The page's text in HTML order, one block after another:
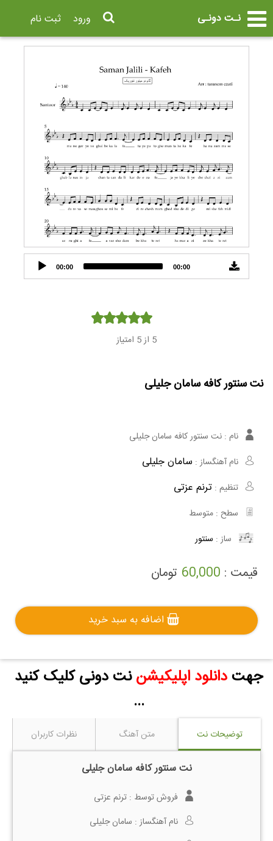
نـت دونـی ثبت نام ورود
Audio
Player
00:00 00:00
5 از 5 امتیاز
نت سنتور کافه سامان جلیلی
نام : نت سنتور کافه سامان جلیلی
نام آهنگساز : سامان جلیلی
تنظیم : ترنم عزتی
سطح : متوسط
ساز : سنتور
قیمت : 60,000 تومان
اضافه به سبد خرید
جهتدانلود اپلیکیشن نت دونی کلیک کنید
...
توضیحات نت متن آهنگ نظرات کاربران
نت سنتور کافه سامان جلیلی
فروش توسط : ترنم عزتی
نام آهنگساز : سامان جلیلی